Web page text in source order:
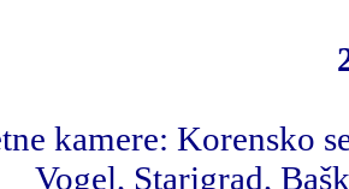
kamere: Korensko
Vogel, Starigrad,